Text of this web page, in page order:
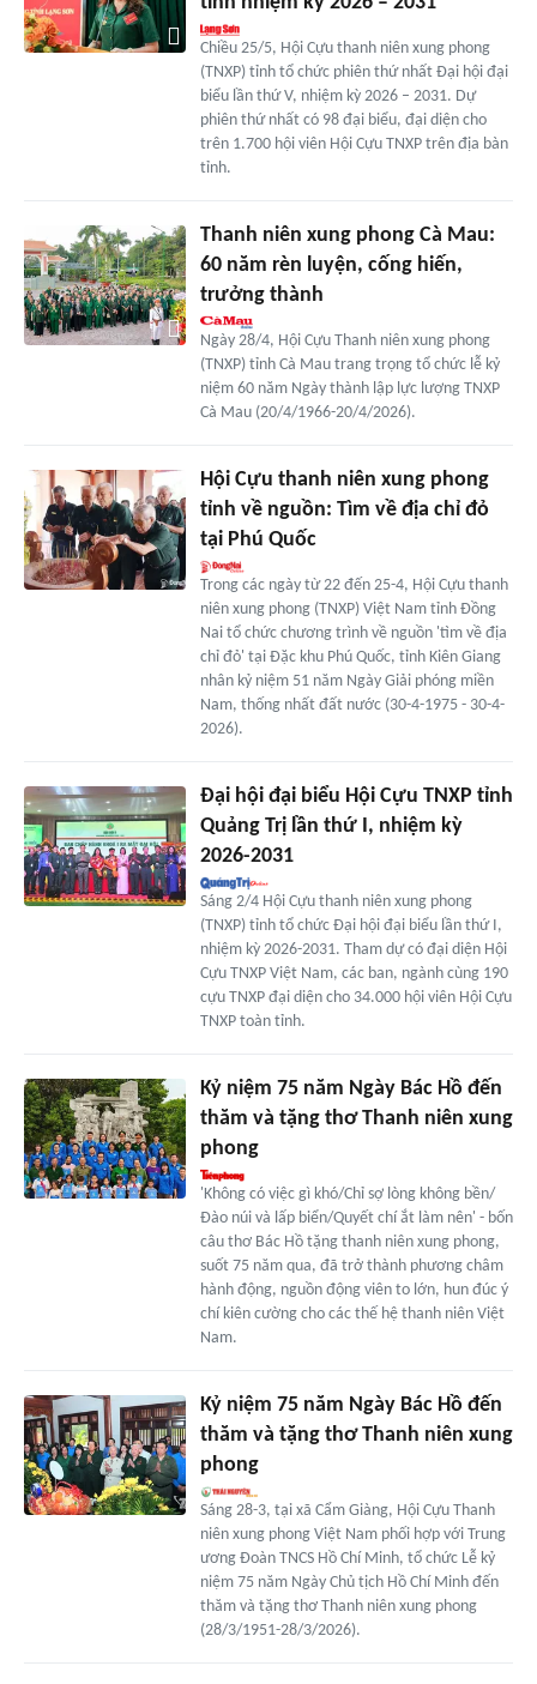
Chiều 25/5, Hội Cựu thanh niên xung phong
(TNXP) tỉnh tổ chức phiên thứ nhất Đại hội đại
biểu lần thứ V, nhiệm kỳ 2026 – 2031. Dự
phiên thứ nhất có 98 đại biểu, đại diện cho
trên 1.700 hội viên Hội Cựu TNXP trên địa bàn
tỉnh.
Thanh niên xung phong Cà Mau:
60 năm rèn luyện, cống hiến,
trưởng thành
Ngày 28/4, Hội Cựu Thanh niên xung phong
(TNXP) tỉnh Cà Mau trang trọng tổ chức lễ kỷ
niệm 60 năm Ngày thành lập lực lượng TNXP
Cà Mau (20/4/1966-20/4/2026).
Hội Cựu thanh niên xung phong
tỉnh về nguồn: Tìm về địa chỉ đỏ
tại Phú Quốc
Trong các ngày từ 22 đến 25-4, Hội Cựu thanh
niên xung phong (TNXP) Việt Nam tỉnh Đồng
Nai tổ chức chương trình về nguồn 'tìm về địa
chỉ đỏ' tại Đặc khu Phú Quốc, tỉnh Kiên Giang
nhân kỷ niệm 51 năm Ngày Giải phóng miền
Nam, thống nhất đất nước (30-4-1975 - 30-4-
2026).
Đại hội đại biểu Hội Cựu TNXP tỉnh
Quảng Trị lần thứ I, nhiệm kỳ
2026-2031
Sáng 2/4 Hội Cựu thanh niên xung phong
(TNXP) tỉnh tổ chức Đại hội đại biểu lần thứ I,
nhiệm kỳ 2026-2031. Tham dự có đại diện Hội
Cựu TNXP Việt Nam, các ban, ngành cùng 190
cựu TNXP đại diện cho 34.000 hội viên Hội Cựu
TNXP toàn tỉnh.
Kỷ niệm 75 năm Ngày Bác Hồ đến
thăm và tặng thơ Thanh niên xung
phong
'Không có việc gì khó/Chỉ sợ lòng không bền/
Đào núi và lấp biển/Quyết chí ắt làm nên' - bốn
câu thơ Bác Hồ tặng thanh niên xung phong,
suốt 75 năm qua, đã trở thành phương châm
hành động, nguồn động viên to lớn, hun đúc ý
chí kiên cường cho các thế hệ thanh niên Việt
Nam.
Kỷ niệm 75 năm Ngày Bác Hồ đến
thăm và tặng thơ Thanh niên xung
phong
Sáng 28-3, tại xã Cẩm Giàng, Hội Cựu Thanh
niên xung phong Việt Nam phối hợp với Trung
ương Đoàn TNCS Hồ Chí Minh, tổ chức Lễ kỷ
niệm 75 năm Ngày Chủ tịch Hồ Chí Minh đến
thăm và tặng thơ Thanh niên xung phong
(28/3/1951-28/3/2026).